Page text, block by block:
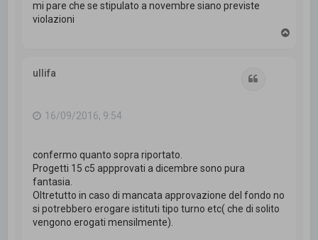
mi pare che se stipulato a novembre siano previste
violazioni
ullifa
16/09/2016, 9:54
confermo quanto sopra riportato.
Progetti 15 c5 appprovati a dicembre sono pura
fantasia.
Oltretutto in caso di mancata approvazione del fondo no
si potrebbero erogare istituti tipo turno etc( che di solito
vengono erogati mensilmente).